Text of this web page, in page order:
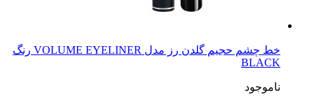
خط چشم حجیم گلدن رز مدل VOLUME EYELINER رنگ
BLACK
ناموجود